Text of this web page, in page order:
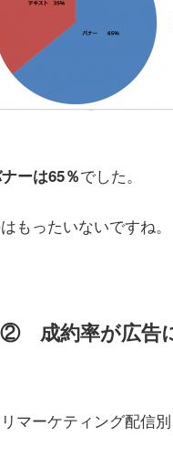
ーは65％でした。
もったいないですね。
成約率が広告
マーケティング配信